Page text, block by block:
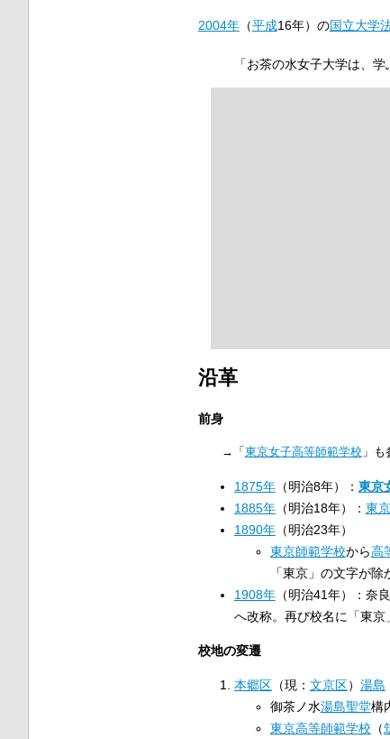
2004年（平成16年）の国立大学
「お茶の水女子大学は、
沿革
前身
→「 東京女子高等師範学校 」も
1875年（明治8年）： 東京
1885年（明治18年）： 東
1890年（明治23年）
東京師範学校から高
「東京」の文字が除
1908年（明治41年）：奈
へ改称。再び校名に「東京
校地の変遷
本郷区（現： 文京区） 湯島
御茶ノ水湯島聖堂構
東京高等師範学校 （